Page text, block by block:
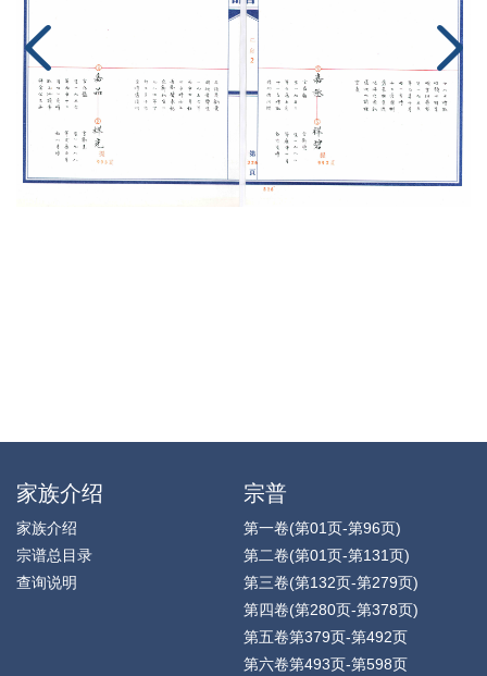
家族介绍
家族介绍
宗谱总目录
查询说明
宗普
第一卷(第01页-第96页)
第二卷(第01页-第131页)
第三卷(第132页-第279页)
第四卷(第280页-第378页)
第五卷第379页-第492页
第六卷第493页-第598页